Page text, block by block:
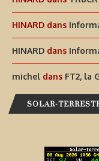
HINARD dans
HINARD dans
michel dans FT2, la
SOLAR-